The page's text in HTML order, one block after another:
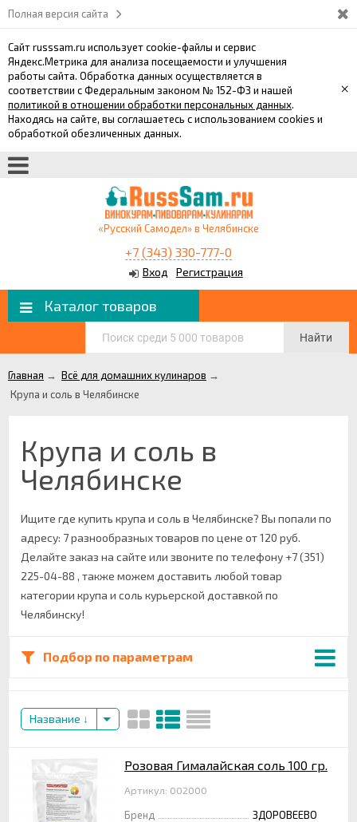
Полная версия сайта
Сайт russsam.ru использует cookie-файлы и сервис
Яндекс.Метрика для анализа посещаемости и улучшения
работы сайта. Обработка данных осуществляется в
соответствии с Федеральным законом № 152-ФЗ и нашей
политикой в отношении обработки персональных данных.
Находясь на сайте, вы соглашаетесь с использованием cookies и
обработкой обезличенных данных.
×
«Русский Самодел» в Челябинске
+7 (343) 330-777-0
Вход Регистрация
Каталог товаров
Найти
Главная → Всё для домашних кулинаров →
Крупа и соль в Челябинске
Крупа и соль в
Челябинске
Ищите где купить крупа и соль в Челябинске? Вы попали по
адресу: 7 разнообразных товаров по цене от 120 руб.
Делайте заказ на сайте или звоните по телефону +7 (351)
225-04-88 , также можем доставить любой товар
категории крупа и соль курьерской доставкой по
Челябинску!
Подбор по параметрам
Название
Розовая Гималайская соль 100 гр.
Артикул: 002000
Бренд
ЗДОРОВЕЕВО